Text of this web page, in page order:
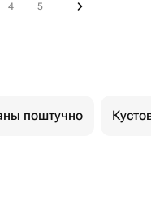
4 5
поштучно